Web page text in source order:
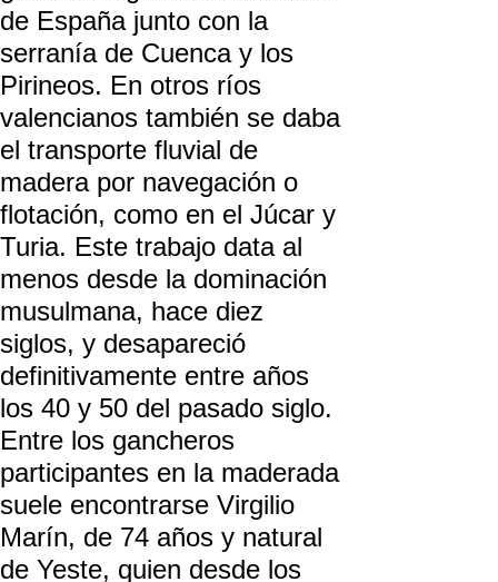
de España junto con la
serranía de Cuenca y los
Pirineos. En otros ríos
valencianos también se daba
el transporte fluvial de
madera por navegación o
flotación, como en el Júcar y
Turia. Este trabajo data al
menos desde la dominación
musulmana, hace diez
siglos, y desapareció
definitivamente entre años
los 40 y 50 del pasado siglo.
Entre los gancheros
participantes en la maderada
suele encontrarse Virgilio
Marín, de 74 años y natural
de Yeste, quien desde los